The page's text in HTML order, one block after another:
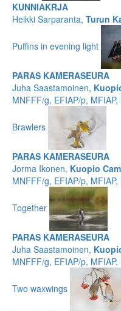
KUNNIAKRJA
Heikki Sarparanta, Turun
Puffins in evening light
PARAS KAMERASEURA
Juha Saastamoinen,
MNFFF/g, EFIAP/p,
Brawlers
PARAS KAMERASEURA
Jorma Ikonen, Kuopio
MNFFF/g, EFIAP/p,
Together
PARAS KAMERASEURA
Juha Saastamoinen,
MNFFF/g, EFIAP/p,
Two waxwings